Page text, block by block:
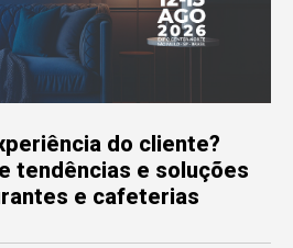
do cliente?
tendências e soluções
e cafeterias